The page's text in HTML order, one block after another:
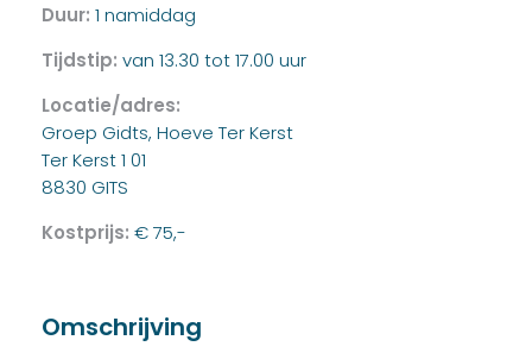
Duur: 1 namiddag
Tijdstip: van 13.30 tot 17.00 uur
Locatie/adres:
Groep Gidts, Hoeve Ter Kerst
Ter Kerst 1 01
8830 GITS
Kostprijs: € 75,-
Omschrijving